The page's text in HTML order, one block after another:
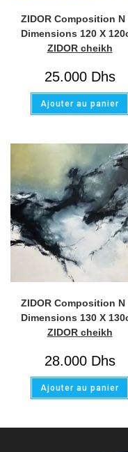
ZIDOR Composition N
Dimensions 120 X
ZIDOR cheikh
25.000Dhs
Ajouter au panier
ZIDOR Composition N
Dimensions 130 X
ZIDOR cheikh
28.000Dhs
Ajouter au panier